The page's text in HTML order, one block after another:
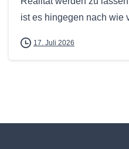
ist es hingegen nach wie
17. Juli 2026